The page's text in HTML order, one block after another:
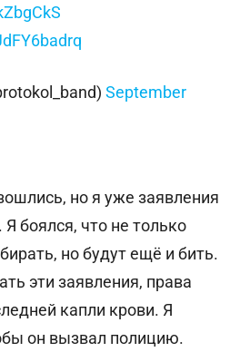
September
но я уже заявления
боялся, что не только
но будут ещё и бить.
эти заявления, права
капли крови. Я
он вызвал полицию.